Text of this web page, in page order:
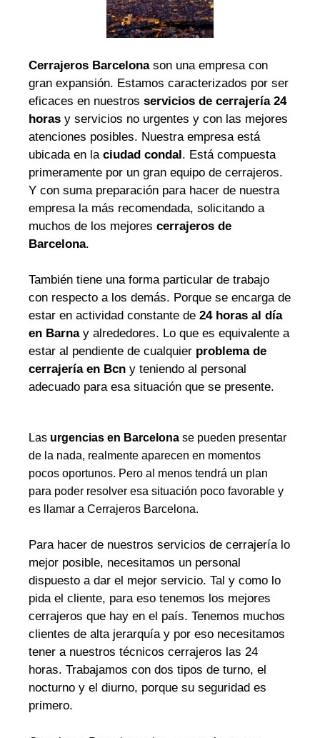
Cerrajeros Barcelonason una empresa con
gran expansión. Estamos caracterizados por ser
eficaces en nuestros servicios de cerrajería 24
horas y servicios no urgentes y con las mejores
atenciones posibles. Nuestra empresa está
ubicada en laciudad condal. Está compuesta
primeramente por un gran equipo de cerrajeros.
Y con suma preparación para hacer de nuestra
empresa la más recomendada, solicitando a
muchos de los mejores cerrajeros de
Barcelona.
También tiene una forma particular de trabajo
con respecto a los demás. Porque se encarga de
estar en actividad constante de 24 horas al día
en Barnay alrededores. Lo que es equivalente a
estar al pendiente de cualquier problema de
cerrajería en Bcn y teniendo al personal
adecuado para esa situación que se presente.
Las urgencias en Barcelona se pueden presentar
de la nada, realmente aparecen en momentos
pocos oportunos. Pero al menos tendrá un plan
para poder resolver esa situación poco favorable y
es llamar a Cerrajeros Barcelona.
Para hacer de nuestros servicios de cerrajería lo
mejor posible, necesitamos un personal
dispuesto a dar el mejor servicio. Tal y como lo
pida el cliente, para eso tenemos los mejores
cerrajeros que hay en el país. Tenemos muchos
clientes de alta jerarquía y por eso necesitamos
tener a nuestros técnicos cerrajeros las 24
horas. Trabajamos con dos tipos de turno, el
nocturno y el diurno, porque su seguridad es
primero.